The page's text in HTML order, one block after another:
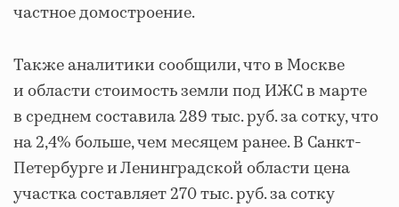
частное домостроение.
Также аналитики сообщили, что в Москве
и области стоимость земли под ИЖС в марте
в среднем составила 289 тыс. руб. за сотку, что
на 2,4% больше, чем месяцем ранее. В Санкт-
Петербурге и Ленинградской области цена
участка составляет 270 тыс. руб. за сотку